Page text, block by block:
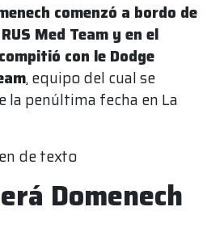
comenzó a bordo de
Med Team y en el
con le Dodge
, equipo del cual se
la penúltima fecha en La
Domenech